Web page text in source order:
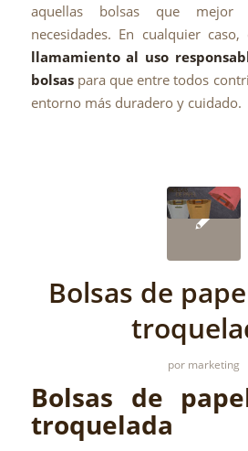
aquellas bolsas que
necesidades. En cualquier
llamamiento al uso
bolsaspara que entre todos
entorno más duradero y cuidado.
Bolsas de
por marketing
Bolsas de
troquelada